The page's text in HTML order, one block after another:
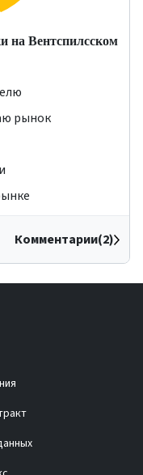
на Вентспилсском
рынок
Комментарии(2)